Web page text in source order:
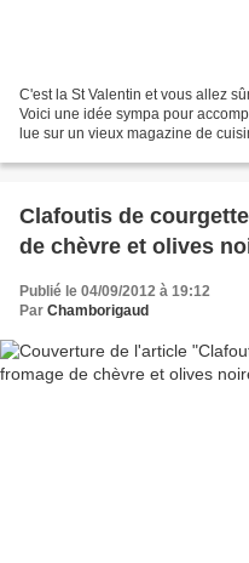
C'est la St Valentin et vous allez
Voici une idée sympa pour
lue sur un vieux magazine de
Clafoutis de
de chèvre et olives
Publié le 04/09/2012 à 19:12
Par Chamborigaud